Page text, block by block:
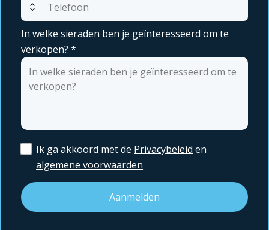
expand_all
In welke sieraden ben je geïnteresseerd om te
verkopen? *
Ik ga akkoord met de Privacybeleid en
algemene voorwaarden
Aanmelden